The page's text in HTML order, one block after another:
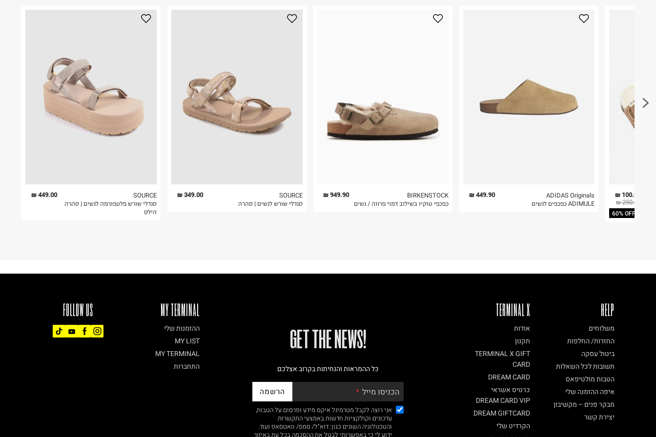
449.00 ₪
SOURCE
סנדלי שורש פלטפורמה לנשים | סהרה
הילס
349.00 ₪
SOURCE
סנדלי שורש לנשים | סהרה
949.90 ₪
BIRKENSTOCK
כפכפי טוקיו בשילוב דמוי פרווה / נשים
449.90 ₪
ADIDAS Originals
ADIMULE כפכפים לנשים
100.00 ₪
250.00 ₪
60% OFF
FOLLOW US MY TERMINAL
ההזמנות שלי
MY LIST
MY TERMINAL
התחברות
!GET THE NEWS
כל ההמראות והנחיתות בקרוב אצלכם
הכניסו מייל הרשמה
אני רוצה לקבל מטרמינל איקס מידע ופרסום על הטבות,
עדכונים וקולקציות חדשות באמצעי התקשרות
והטכנולוגיה השונים כגון: דוא"ל/ סמס/ וואטסאפ ועוד.
ידוע לי כי באפשרותי לבטל את ההסכמה בכל עת באיזור
TERMINAL X
אודות
תקנון
TERMINAL X GIFT
CARD
DREAM CARD
כרטיס אשראי
DREAM CARD VIP
DREAM GIFTCARD
הקרדיט שלי
HELP
משלוחים
החזרות/ החלפות
ביטול עסקה
תשובות לכל השאלות
הטבות מולטיפאס
איפה ההזמנה שלי
מבקר פנים – מקשיבון
יצירת קשר